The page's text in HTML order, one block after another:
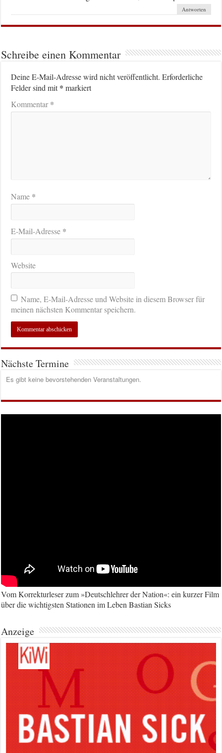
Antworten
Schreibe einen Kommentar
Deine E-Mail-Adresse wird nicht veröffentlicht. Erforderliche
Felder sind mit* markiert
Kommentar*
Name *
E-Mail-Adresse *
Website
Name, E-Mail-Adresse und Website in diesem Browser für
meinen nächsten Kommentar speichern.
Nächste Termine
Es gibt keine bevorstehenden Veranstaltungen.
Vom Korrekturleser zum »Deutschlehrer der Nation«: ein kurzer Film
über die wichtigsten Stationen im Leben Bastian Sicks
Anzeige